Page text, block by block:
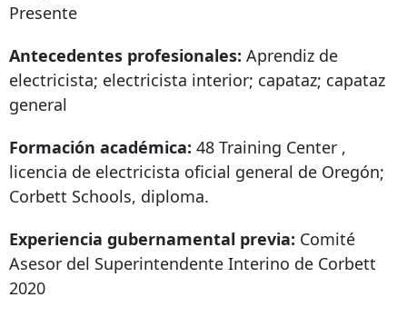
Presente
Antecedentes profesionales: Aprendiz de
electricista; electricista interior; capataz; capataz
general
Formación académica: 48 Training Center ,
licencia de electricista oficial general de Oregón;
Corbett Schools, diploma.
Experiencia gubernamental previa: Comité
Asesor del Superintendente Interino de Corbett
2020